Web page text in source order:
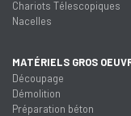
Chariots Télescopiques
Nacelles
MATÉRIELS GROS
Découpage
Démolition
Préparation béton